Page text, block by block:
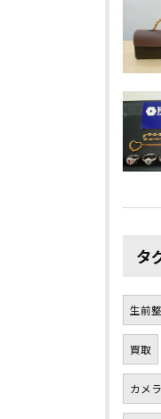
タ
生前
買取
カメラ